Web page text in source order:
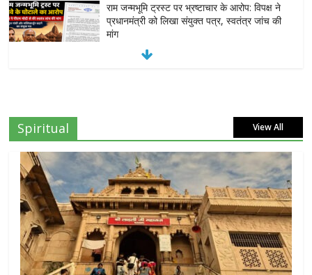
राम जन्मभूमि ट्रस्ट पर भ्रष्टाचार के आरोप: विपक्ष ने
प्रधानमंत्री को लिखा संयुक्त पत्र, स्वतंत्र जांच की
मांग
July 20, 2026
सोनम वांगचुक की भूख हड़ताल जारी, जंतर-मंतर पर
छात्रों के भविष्य को लेकर संघर्ष तेज
July 15, 2026 0
दिल्ली हाईकोर्ट का बड़ा आदेश: ‘कॉकरोच जनता पार्टी’
का X अकाउंट होगा बहाल
Spiritual View All